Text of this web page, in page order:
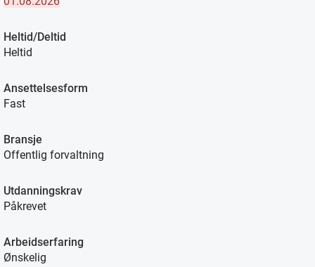
Heltid/Deltid
Heltid
Ansettelsesform
Fast
Bransje
Offentlig forvaltning
Utdanningskrav
Påkrevet
Arbeidserfaring
Ønskelig